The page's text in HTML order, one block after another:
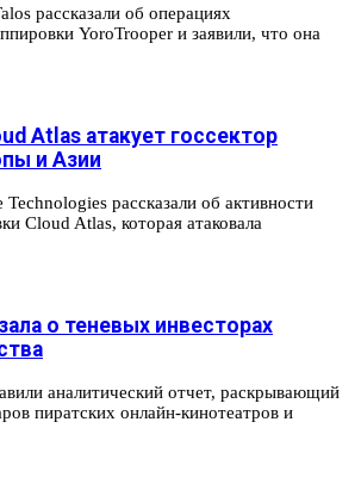
рассказали об операциях
YoroTrooper и заявили, что она
Atlas атакует госсектор
и Азии
рассказали об активности
Cloud Atlas, которая атаковала
о теневых инвесторах
аналитический отчет, раскрывающий
пиратских онлайн-кинотеатров и